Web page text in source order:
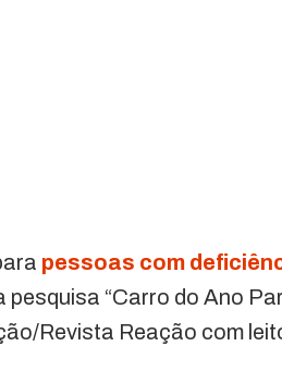
pessoas com
pesquisa “Carro do Ano
Revista Reação com